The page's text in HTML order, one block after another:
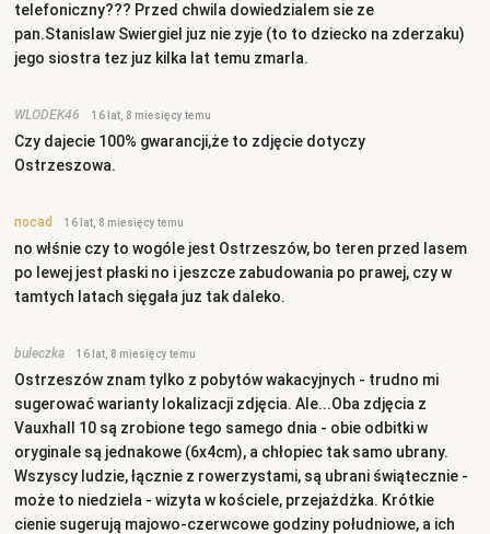
telefoniczny??? Przed chwila dowiedzialem sie ze
pan.Stanislaw Swiergiel juz nie zyje (to to dziecko na zderzaku)
jego siostra tez juz kilka lat temu zmarla.
WLODEK46 16 lat, 8 miesięcy temu
Czy dajecie 100% gwarancji,że to zdjęcie dotyczy
Ostrzeszowa.
nocad 16 lat, 8 miesięcy temu
no włśnie czy to wogóle jest Ostrzeszów, bo teren przed lasem
po lewej jest płaski no i jeszcze zabudowania po prawej, czy w
tamtych latach sięgała juz tak daleko.
buleczka 16 lat, 8 miesięcy temu
Ostrzeszów znam tylko z pobytów wakacyjnych - trudno mi
sugerować warianty lokalizacji zdjęcia. Ale...Oba zdjęcia z
Vauxhall 10 są zrobione tego samego dnia - obie odbitki w
oryginale są jednakowe (6x4cm), a chłopiec tak samo ubrany.
Wszyscy ludzie, łącznie z rowerzystami, są ubrani świątecznie -
może to niedziela - wizyta w kościele, przejażdżka. Krótkie
cienie sugerują majowo-czerwcowe godziny południowe, a ich